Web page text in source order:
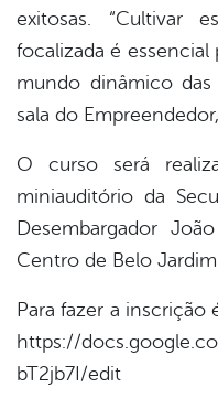
exitosas. “Cultivar
focalizada é
mundo dinâmico das
sala do
O curso será
miniauditório da
Desembargador
Centro de Belo
Para fazer a inscrição
https://
bT2jb7I/edit